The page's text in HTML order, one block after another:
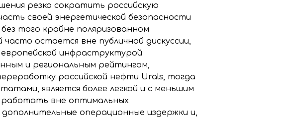
резко сократить российскую
своей энергетической безопасности
того крайне поляризованном
остается вне публичной дискуссии,
инфраструктурой
и региональным рейтингам,
российской нефти Urals, тогда
является более легкой и с меньшим
вне оптимальных
операционные издержки и,